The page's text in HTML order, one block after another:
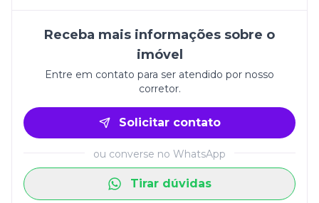
Receba mais informações sobre o
imóvel
Entre em contato para ser atendido por nosso
corretor.
Solicitar contato
ou converse no WhatsApp
Tirar dúvidas